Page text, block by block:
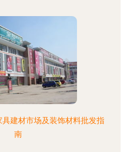
建材市场及装饰材料批发指
南